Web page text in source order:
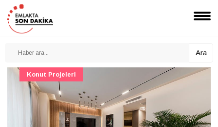
Ara
Konut Projeleri